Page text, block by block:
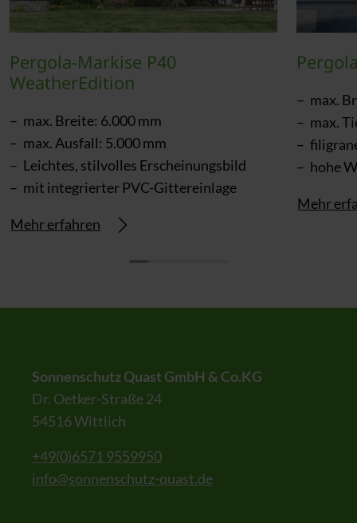
Pergola-Markise P40
WeatherEdition
max. Breite: 6.000 mm
max. Ausfall: 5.000 mm
Leichtes, stilvolles Erscheinungsbild
mit integrierter PVC-Gittereinlage
Mehr erfahren
max.
max.
hohe
Mehr
Sonnenschutz Quast GmbH & Co.KG
Dr. Oetker-Straße 24
54516 Wittlich
+49(0)6571 9559950
info@sonnenschutz-quast.de